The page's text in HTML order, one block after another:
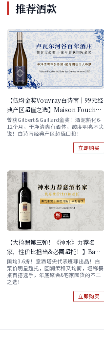
推荐酒款
【低均金奖Vouvray白诗南｜99元经
典产区超值之选】Maison Foucher
Au Bois des Dames Vouvray
2021 酒云直采 单支/原箱六支 自选
曾获Gilbert & Gaillard金奖！酒泥熟化6-
12个月，干净清爽有酒体，酸度明亮不尖
锐！白诗南经典产区超值口粮！
立即购买
【大捡漏第三弹！《神水》力荐名
家，性价比担当&必囤超托！】Banfi
Cum Laude 2014 单支/双支/六支
国均3.6折！意酒塔尖代表班菲出品！白
菜价明星超托，圆润柔和又均衡，堪称餐
桌百搭选手，年底聚会&宅家囤货的不二
之选！
立即购买